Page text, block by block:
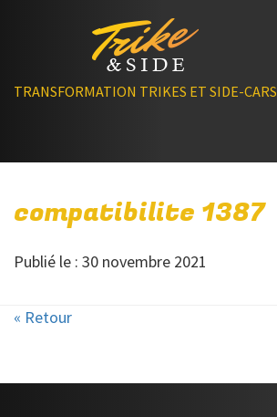
TRANSFORMATION TRIKES ET SIDE-CARS
compatibilite 1387
Publié le : 30 novembre 2021
« Retour